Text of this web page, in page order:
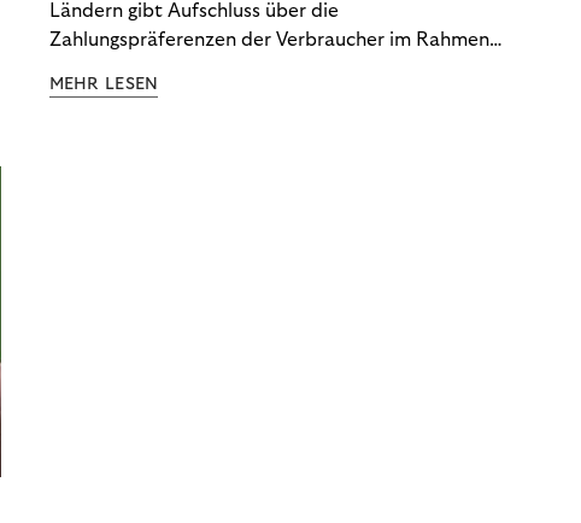
Ländern gibt Aufschluss über die
Zahlungspräferenzen der Verbraucher im Rahmen
Ergebnisse, um zu erfahren, wie Sie
MEHR LESEN